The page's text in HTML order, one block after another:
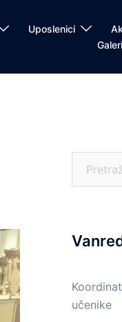
Uposlenici
učenike